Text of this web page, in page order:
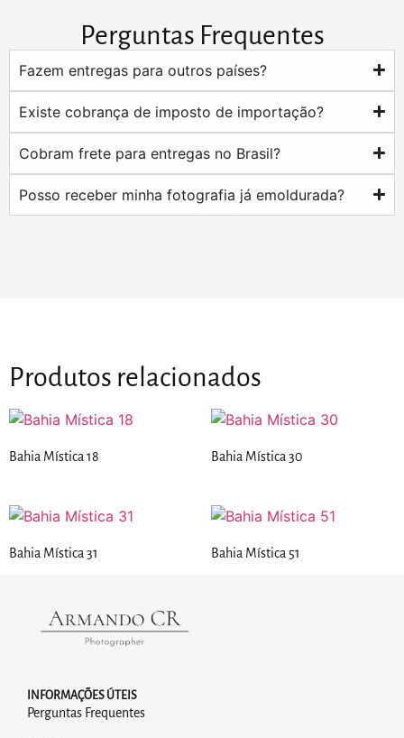
Perguntas Frequentes
Fazem entregas para outros países?
Existe cobrança de imposto de importação?
Cobram frete para entregas no Brasil?
Posso receber minha fotografia já emoldurada?
Produtos relacionados
Bahia Mística 18 Bahia Mística 30
Bahia Mística 31 Bahia Mística 51
INFORMAÇÕES ÚTEIS
Perguntas Frequentes